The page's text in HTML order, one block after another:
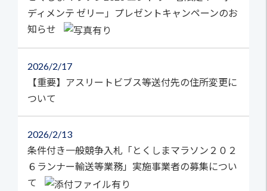
ディメンテ ゼリー」プレゼントキャンペーンのお
知らせ
2026 2/17
【重要】アスリートビブス等送付先の住所変更に
ついて
2026 2/13
条件付き一般競争入札「とくしまマラソン２０２
６ランナー輸送等業務」実施事業者の募集につい
て